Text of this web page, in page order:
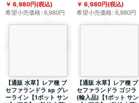
6,980円(税込)
希望小売価格: 6,980円
6,980円(税込)
希望小売価格: 6,980円
【通販 水草】レア種 ブ
セファランドラ sp グレ
ーライン【1ポット サン
【通販 水草】レア種 ブ
セファランドラ ゴジラ
(輸入品)【1ポット サン